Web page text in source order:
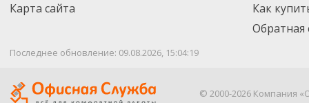
Карта сайта
Как
Обратная
Последнее обновление: 09.08.2026, 15:04:19
© 2000-2026 Компания